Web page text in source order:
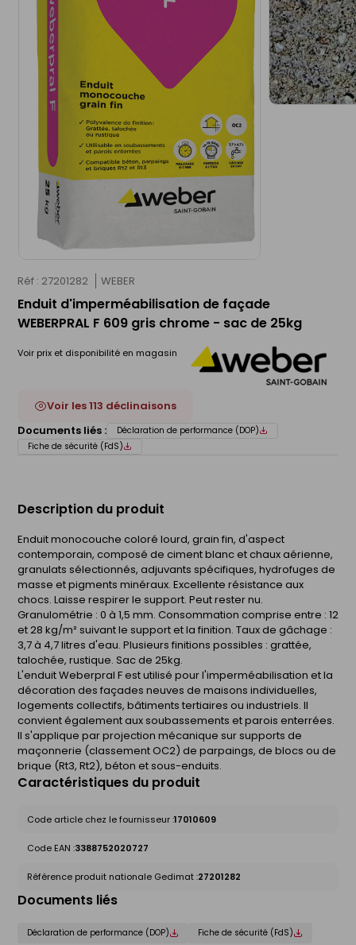
Réf : 27201282 WEBER
Enduit d'imperméabilisation de façade
WEBERPRAL F 609 gris chrome - sac de 25kg
Voir prix et disponibilité en magasin
Voir les 113 déclinaisons
Documents liés :
Déclaration de performance (DOP)
Fiche de sécurité (FdS)
Description du produit
Enduit monocouche coloré lourd, grain fin, d'aspect
contemporain, composé de ciment blanc et chaux aérienne,
granulats sélectionnés, adjuvants spécifiques, hydrofuges de
masse et pigments minéraux. Excellente résistance aux
chocs. Laisse respirer le support. Peut rester nu.
Granulométrie : 0 à 1,5 mm. Consommation comprise entre : 12
et 28 kg/m² suivant le support et la finition. Taux de gâchage :
3,7 à 4,7 litres d'eau. Plusieurs finitions possibles : grattée,
talochée, rustique. Sac de 25kg.
L'enduit Weberpral F est utilisé pour l'imperméabilisation et la
décoration des façades neuves de maisons individuelles,
logements collectifs, bâtiments tertiaires ou industriels. Il
convient également aux soubassements et parois enterrées.
Il s'applique par projection mécanique sur supports de
maçonnerie (classement OC2) de parpaings, de blocs ou de
brique (Rt3, Rt2), béton et sous-enduits.
Caractéristiques du produit
Code article chez le fournisseur :17010609
Code EAN :3388752020727
Référence produit nationale Gedimat :27201282
Documents liés
Déclaration de performance (DOP) Fiche de sécurité (FdS)